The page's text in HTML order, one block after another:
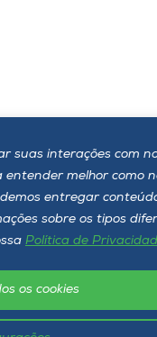
suas interações com
melhor como
entregar
sobre os tipos
Política de
os cookies